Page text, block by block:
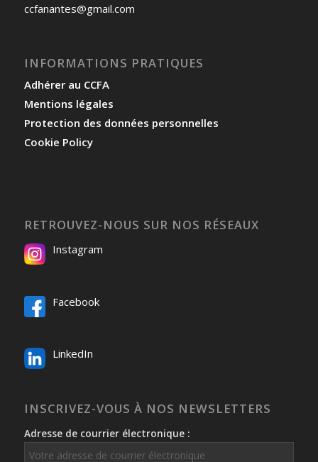
ccfanantes@gmail.com
INFORMATIONS PRATIQUES
Adhérer au CCFA
Mentions légales
Protection des données personnelles
Cookie Policy
RETROUVEZ-NOUS SUR NOS RÉSEAUX
Instagram
Facebook
LinkedIn
INSCRIVEZ-VOUS À NOS NEWSLETTERS
Adresse de courrier électronique :